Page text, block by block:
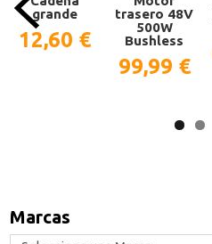
Marcas
grande
12,60 €
trasero 48V
500W
Bushless
99,99 €